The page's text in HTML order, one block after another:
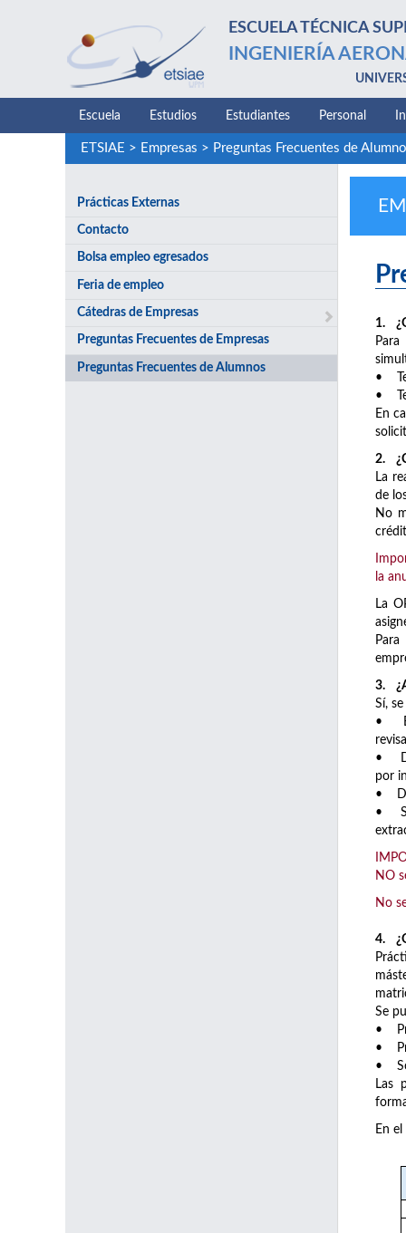
ESCUELA TÉCNICA
INGENIERÍA
Escuela Estudios Estudiantes Personal
ETSIAE > Empresas > Preguntas Frecuentes de
Prácticas Externas
Contacto
Bolsa empleo egresados
Feria de empleo
Cátedras de Empresas
Preguntas Frecuentes de Empresas
Preguntas Frecuentes de Alumnos
1.
•
•
En
2.
La
de
No
la
La
3.
Sí,
•
•
por
•
•
NO
No
4.
Se
•
•
•
Las
En